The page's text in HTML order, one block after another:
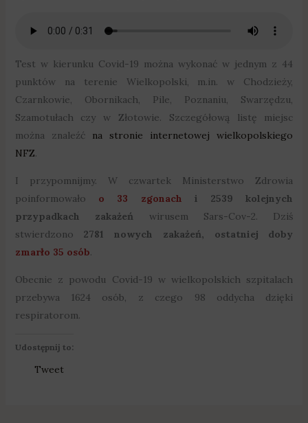
Test w kierunku Covid-19 można wykonać w jednym z 44
punktów na terenie Wielkopolski, m.in. w Chodzieży,
Czarnkowie, Obornikach, Pile, Poznaniu, Swarzędzu,
Szamotułach czy w Złotowie. Szczegółową listę miejsc
można znaleźć na stronie internetowej wielkopolskiego
NFZ.
I przypomnijmy. W czwartek Ministerstwo Zdrowia
poinformowało o 33 zgonach i 2539 kolejnych
przypadkach zakażeń wirusem Sars-Cov-2. Dziś
stwierdzono 2781 nowych zakażeń, ostatniej doby
zmarło 35 osób.
Obecnie z powodu Covid-19 w wielkopolskich szpitalach
przebywa 1624 osób, z czego 98 oddycha dzięki
respiratorom.
Udostępnij to:
Tweet